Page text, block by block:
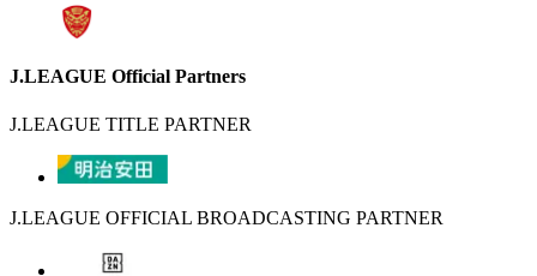
J.LEAGUE Official Partners
J.LEAGUE TITLE PARTNER
J.LEAGUE OFFICIAL BROADCASTING PARTNER